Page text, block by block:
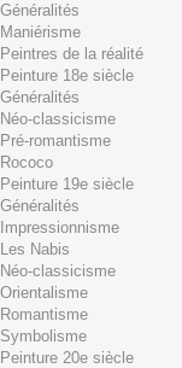
Panier (vide)
Aucun produit
0,01€ dès 29€ d'achat
0,00 € Total
Commander
Produit
succès
Quantité
Total
Généralités
Maniérisme
Peintres de la réalité
Peinture 18e siècle
Généralités
Néo-classicisme
Pré-romantisme
Rococo
Peinture 19e siècle
Généralités
Impressionnisme
Les Nabis
Néo-classicisme
Orientalisme
Romantisme
Symbolisme
Peinture 20e siècle